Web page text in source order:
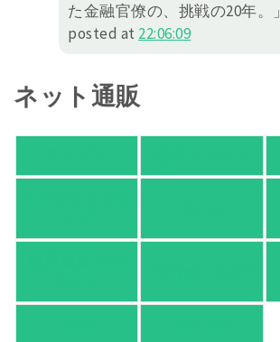
た金融官僚の、挑戦の20年。」
posted at 22:06:09
ネット通販